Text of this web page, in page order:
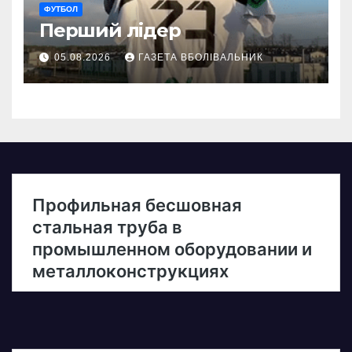
ФУТБОЛ
Перший лідер
05.08.2026 ГАЗЕТА ВБОЛІВАЛЬНИК